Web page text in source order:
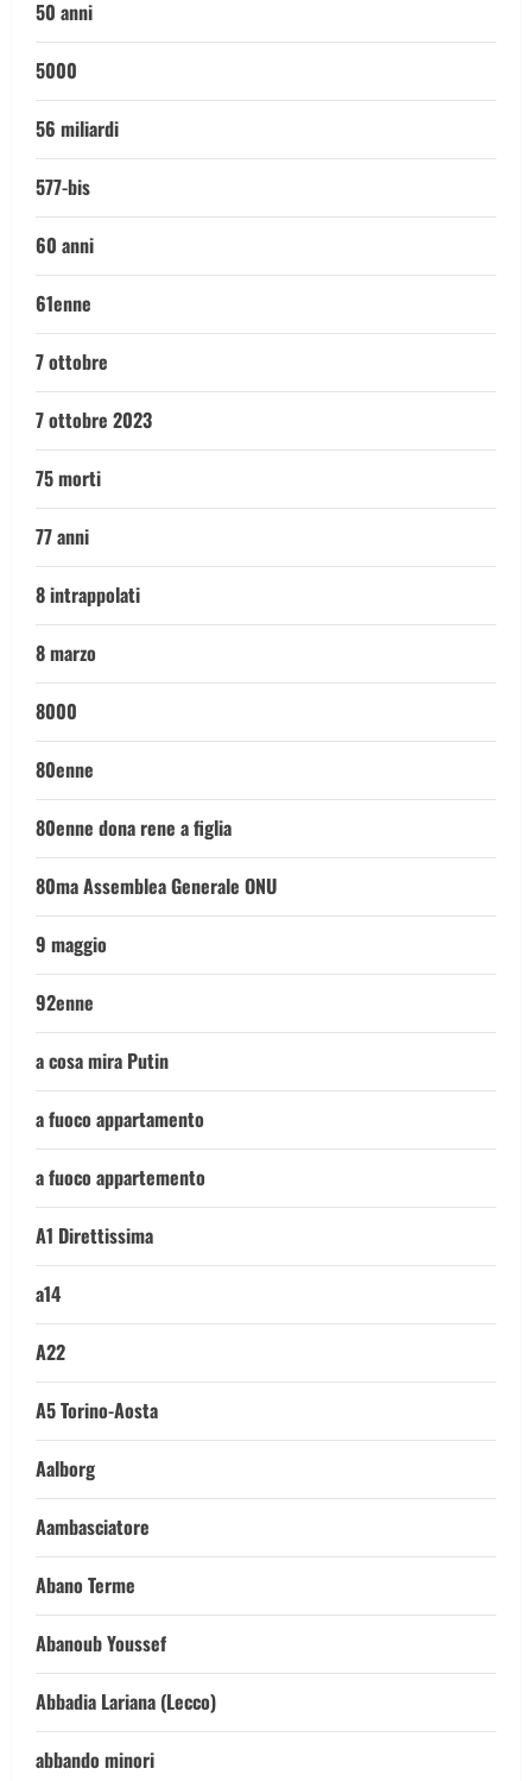
50 anni
5000
56 miliardi
577-bis
60 anni
61enne
7 ottobre
7 ottobre 2023
75 morti
77 anni
8 intrappolati
8 marzo
8000
80enne
80enne dona rene a figlia
80ma Assemblea Generale ONU
9 maggio
92enne
a cosa mira Putin
a fuoco appartamento
a fuoco appartemento
A1 Direttissima
a14
A22
A5 Torino-Aosta
Aalborg
Aambasciatore
Abano Terme
Abanoub Youssef
Abbadia Lariana (Lecco)
abbando minori